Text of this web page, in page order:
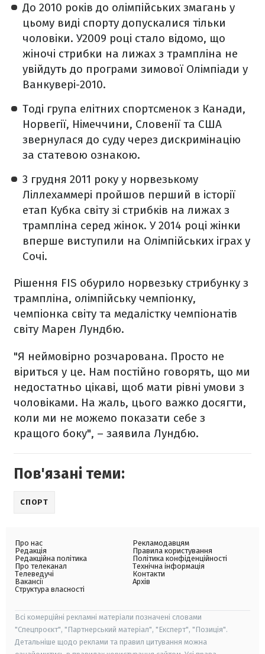
До 2010 років до олімпійських змагань у
цьому виді спорту допускалися тільки
чоловіки. У2009 році стало відомо, що
жіночі стрибки на лижах з трампліна не
увійдуть до програми зимової Олімпіади у
Ванкувері-2010.
Тоді група елітних спортсменок з Канади,
Норвегії, Німеччини, Словенії та США
звернулася до суду через дискримінацію
за статевою ознакою.
3 грудня 2011 року у норвезькому
Ліллехаммері пройшов перший в історії
етап Кубка світу зі стрибків на лижах з
трампліна серед жінок. У 2014 році жінки
вперше виступили на Олімпійських іграх у
Сочі.
Рішення FIS обурило норвезьку стрибунку з
трампліна, олімпійську чемпіонку,
чемпіонка світу та медалістку чемпіонатів
світу Марен Лундбю.
"Я неймовірно розчарована. Просто не
віриться у це. Нам постійно говорять, що ми
недостатньо цікаві, щоб мати рівні умови з
чоловіками. На жаль, цього важко досягти,
коли ми не можемо показати себе з
кращого боку", – заявила Лундбю.
Пов'язані теми:
СПОРТ
Про нас
Редакція
Редакційна політика
Про телеканал
Телеведучі
Вакансії
Структура власності
Рекламодавцям
Правила користування
Політика конфіденційності
Технічна інформація
Контакти
Архів
Всі комерційні рекламні матеріали позначені словами
"Спецпроєкт", "Партнерський матеріал", "Експерт", "Позиція".
Детальніше щодо реклами та правил цитування можна